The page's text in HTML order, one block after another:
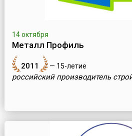
14 октября
Металл Профиль
2011 — 15-летие
российский производитель